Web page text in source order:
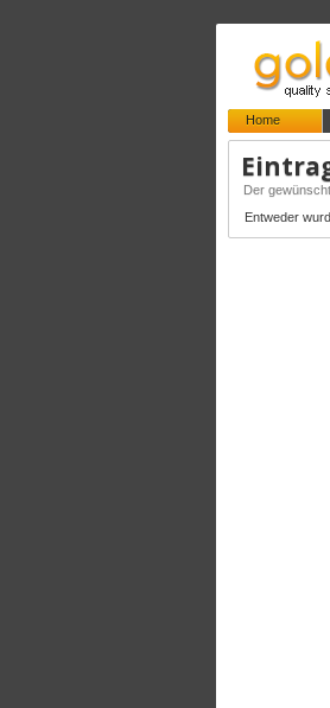
Home
Der
Entweder